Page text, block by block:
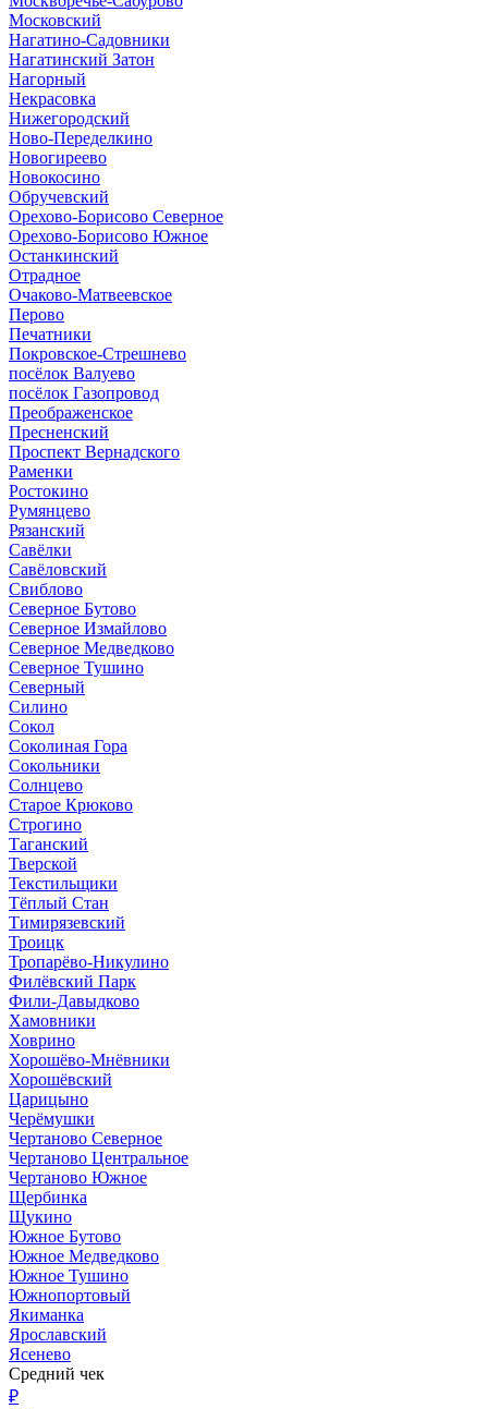
Московский
Нагатино-Садовники
Нагатинский Затон
Нагорный
Некрасовка
Нижегородский
Ново-Переделкино
Новогиреево
Новокосино
Обручевский
Орехово-Борисово Северное
Орехово-Борисово Южное
Останкинский
Отрадное
Очаково-Матвеевское
Перово
Печатники
Покровское-Стрешнево
посёлок Валуево
посёлок Газопровод
Преображенское
Пресненский
Проспект Вернадского
Раменки
Ростокино
Румянцево
Рязанский
Савёлки
Савёловский
Свиблово
Северное Бутово
Северное Измайлово
Северное Медведково
Северное Тушино
Северный
Силино
Сокол
Соколиная Гора
Сокольники
Солнцево
Старое Крюково
Строгино
Таганский
Тверской
Текстильщики
Тёплый Стан
Тимирязевский
Троицк
Тропарёво-Никулино
Филёвский Парк
Фили-Давыдково
Хамовники
Ховрино
Хорошёво-Мнёвники
Хорошёвский
Царицыно
Черёмушки
Чертаново Северное
Чертаново Центральное
Чертаново Южное
Щербинка
Щукино
Южное Бутово
Южное Медведково
Южное Тушино
Южнопортовый
Якиманка
Ярославский
Ясенево
Средний чек
₽